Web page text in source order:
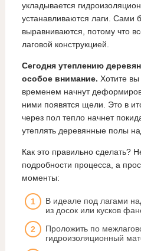
укладывается
устанавливаются лаги. Сами
выравниваются, потому что
лаговой конструкцией.
Сегодня утеплению
особое внимание. Хотите вы
временем начнут
ними появятся щели. Это в
через пол тепло начнет
утеплять деревянные полы
Как это правильно сделать?
подробности процесса, а
моменты:
В идеале под лагами
из досок или кусков
Проложить по
гидроизоляционный